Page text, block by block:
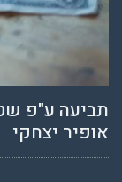
תביעה ע"פ
אופיר יצחקי